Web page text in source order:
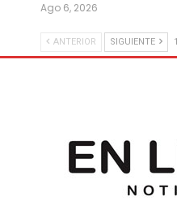
Ago 6, 2026
ANTERIOR SIGUIENTE